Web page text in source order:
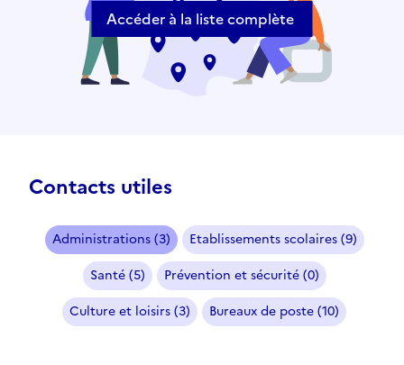
Accéder à la liste complète
Contacts utiles
Administrations (3)
Etablissements scolaires (9)
Santé (5)
Prévention et sécurité (0)
Culture et loisirs (3)
Bureaux de poste (10)